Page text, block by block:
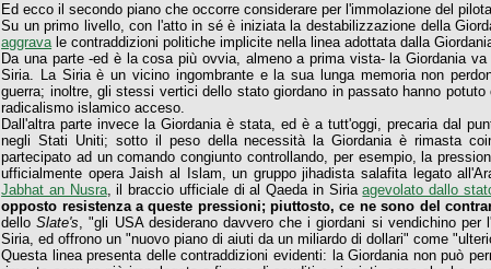
Ed ecco il secondo piano che occorre considerare per l'immolazione del
Su un primo livello, con l'atto in sé è iniziata la destabilizzazione della
aggravale contraddizioni politiche implicite nella linea adottata dalla
Da una parte -ed è la cosa più ovvia, almeno a prima vista- la Giordania
Siria. La Siria è un vicino ingombrante e la sua lunga memoria non
guerra; inoltre, gli stessi vertici dello stato giordano in passato hanno
radicalismo islamico acceso.
Dall'altra parte invece la Giordania è stata, ed è a tutt'oggi, precaria dal
negli Stati Uniti; sotto il peso della necessità la Giordania è rimasta
partecipato ad un comando congiunto controllando, per esempio, la
ufficialmente opera Jaish al Islam, un gruppo jihadista salafita legato
Jabhat an Nusra, il braccio ufficiale di al Qaeda in Siriaagevolato dallo
opposto resistenza a queste pressioni; piuttosto, ce ne sono del
delloSlate's, "gli USA desiderano davvero che i giordani si vendichino
Siria, ed offrono un "nuovo piano di aiuti da un miliardo di dollari" come
Questa linea presenta delle contraddizioni evidenti: la Giordania non può